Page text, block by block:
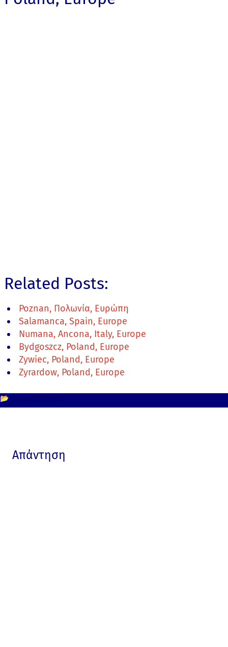
Related Posts:
Poznan, Πολωνία, Ευρώπη
Salamanca, Spain, Europe
Numana, Ancona, Italy, Europe
Bydgoszcz, Poland, Europe
Zywiec, Poland, Europe
Zyrardow, Poland, Europe
📂
Απάντηση